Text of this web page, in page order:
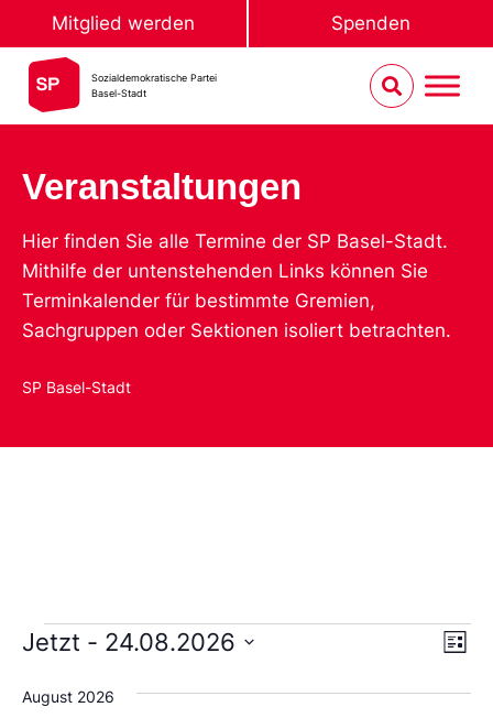
Mitglied werden Spenden
Sozialdemokratische Partei
Basel-Stadt
Veranstaltungen
Hier finden Sie alle Termine der SP Basel-Stadt.
Mithilfe der untenstehenden Links können Sie
Terminkalender für bestimmte Gremien,
Sachgruppen oder Sektionen isoliert betrachten.
SP Basel-Stadt
Liste
Jetzt - 24.08.2026
Sie
das
August 2026